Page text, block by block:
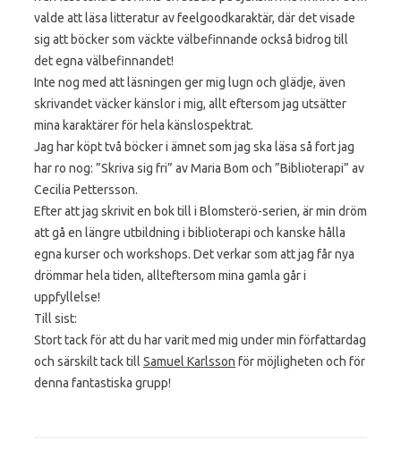
valde att läsa litteratur av feelgoodkaraktär, där det visade
sig att böcker som väckte välbefinnande också bidrog till
det egna välbefinnandet!
Inte nog med att läsningen ger mig lugn och glädje, även
skrivandet väcker känslor i mig, allt eftersom jag utsätter
mina karaktärer för hela känslospektrat.
Jag har köpt två böcker i ämnet som jag ska läsa så fort jag
har ro nog: ”Skriva sig fri” av Maria Bom och ”Biblioterapi” av
Cecilia Pettersson.
Efter att jag skrivit en bok till i Blomsterö-serien, är min dröm
att gå en längre utbildning i biblioterapi och kanske hålla
egna kurser och workshops. Det verkar som att jag får nya
drömmar hela tiden, allteftersom mina gamla går i
uppfyllelse!
Till sist:
Stort tack för att du har varit med mig under min författardag
och särskilt tack till Samuel Karlsson för möjligheten och för
denna fantastiska grupp!